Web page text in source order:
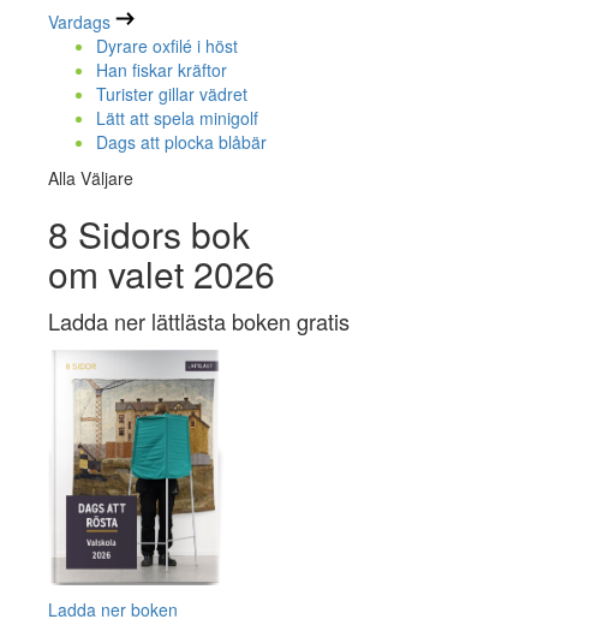
Vardags
Dyrare oxfilé i höst
Han fiskar kräftor
Turister gillar vädret
Lätt att spela minigolf
Dags att plocka blåbär
Alla Väljare
8 Sidors bok
om valet 2026
Ladda ner lättlästa boken gratis
Ladda ner boken